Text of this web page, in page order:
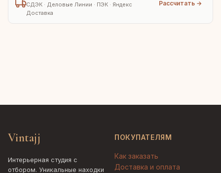
СДЭК · Деловые Линии · ПЭК · Яндекс
Доставка
Рассчитать →
Vintajj
Интерьерная студия с
отбором. Уникальные находки
ПОКУПАТЕЛЯМ
Как заказать
Доставка и оплата